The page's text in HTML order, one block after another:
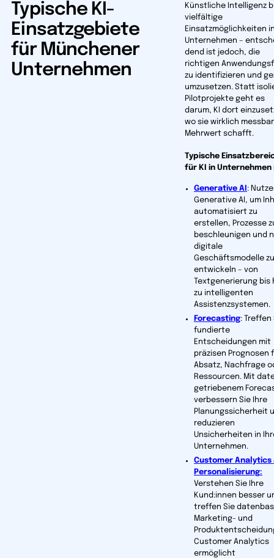
Typische KI-
Einsatzgebiete
für Münchener
Unternehmen
Künstliche Intelligenz
vielfältige
Einsatzmöglichkeiten
Unternehmen –
dend ist jedoch, die
richtigen
zu identifizieren und
umzusetzen. Statt
Pilotprojekte geht es
darum, KI dort
wo sie wirklich
Mehrwert schafft.
Typische
für KI in Unternehmen
Generative AI :
Generative AI, um
automatisiert zu
erstellen, Prozesse
beschleunigen und
digitale
Geschäftsmodelle zu
entwickeln – von
Textgenerierung bis
zu intelligenten
Assistenzsystemen.
Forecasting: Treffen
fundierte
Entscheidungen mit
präzisen Prognosen
Ab­satz, Nachfrage
Ressourcen. Mit
getriebenem
verbessern Sie Ihre
Planungssicherheit
reduzieren
Unsicherheiten in
Unternehmen.
Customer Analytics
Personalisierung:
Verstehen Sie Ihre
Kund:innen besser
treffen Sie
Marketing- und
Customer Analytics
ermöglicht